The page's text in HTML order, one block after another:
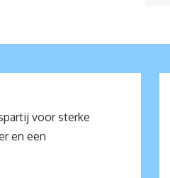
voor sterke
en een